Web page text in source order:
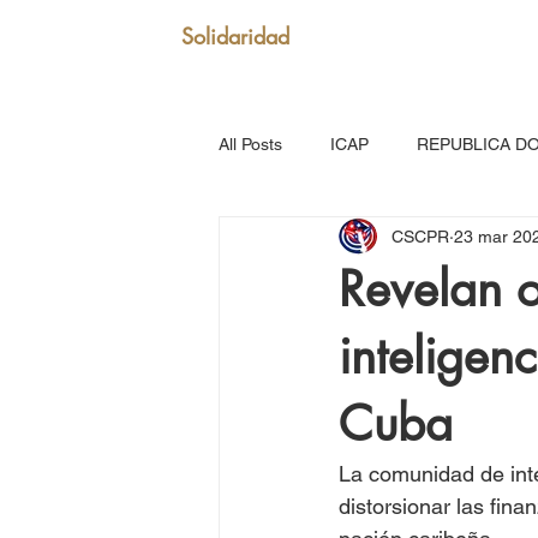
Solidaridad
All Posts ICAP REPUBLICA
SAN VICENTE Y GRANADINAS
MARTINICA VENEZUELA
Puerto Rico: Somos Caribe
MOVIMIENTO CONTINENTAL
Revelan
Cuba
CSCPR 23 mar
La comunidad de
distorsionar las